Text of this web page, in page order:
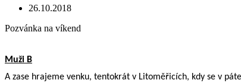
26.10.2018
Pozvánka na víkend
Muži B
A zase hrajeme venku, tentokrát v Litoměřicích, kdy se v